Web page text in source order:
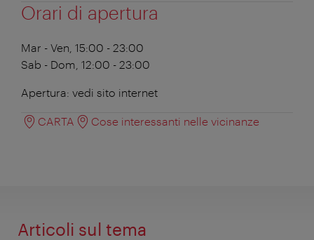
Orari di apertura
Mar - Ven, 15:00 - 23:00
Sab - Dom, 12:00 - 23:00
Apertura: vedi sito internet
CARTA Cose interessanti nelle vicinanze
Articoli sul tema